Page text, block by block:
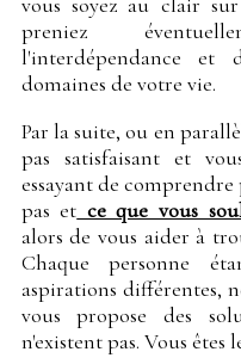
vous soyez au clair
preniez
l'interdépendance et
domaines de votre vie.
Par la suite, ou en
pas satisfaisant et
essayant de
pas et ce que vous
alors de vous aider à
Chaque personne
aspirations différentes,
vous propose des
n'existent pas. Vous